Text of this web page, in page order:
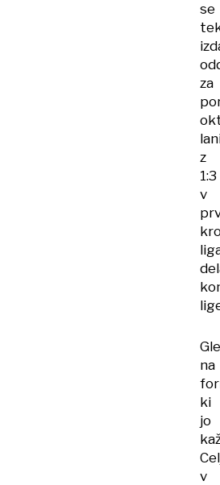
se
za
z
1:3
v
na
ki
jo
v